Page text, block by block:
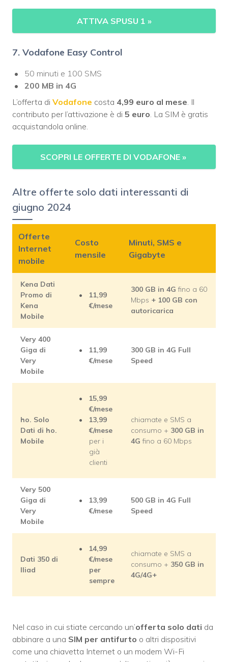
ATTIVA SPUSU 1 »
7. Vodafone Easy Control
50 minuti e 100 SMS
200 MB in 4G
L’offerta di Vodafone costa 4,99 euro al mese. Il
contributo per l’attivazione è di 5 euro. La SIM è gratis
acquistandola online.
SCOPRI LE OFFERTE DI VODAFONE »
Altre offerte solo dati interessanti di
giugno 2024
Offerte
Internet
mobile
Costo
mensile
Minuti, SMS e
Gigabyte
Kena Dati
Promo di
Kena
Mobile
11,99
€/mese
300 GB in 4Gfino a 60
Mbps + 100 GB con
autoricarica
Very 400
Giga di
Very
Mobile
11,99
€/mese
300 GB in 4G Full
Speed
ho. Solo
Dati di ho.
Mobile
15,99
€/mese
13,99
€/mese
per i
già
clienti
chiamate e SMS a
consumo + 300 GB in
4G fino a 60 Mbps
Very 500
Giga di
Very
Mobile
13,99
€/mese
500 GB in 4G Full
Speed
Dati 350 di
Iliad
14,99
€/mese
per
sempre
chiamate e SMS a
consumo + 350 GB in
4G/4G+
Nel caso in cui stiate cercando un’offerta solo dati da
abbinare a una SIM per antifurto o altri dispositivi
come una chiavetta Internet o un modem Wi-Fi